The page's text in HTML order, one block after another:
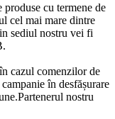
cu termene de
cel mai mare dintre
sediul nostru vei fi
cazul comenzilor de
în desfășurare
nostru